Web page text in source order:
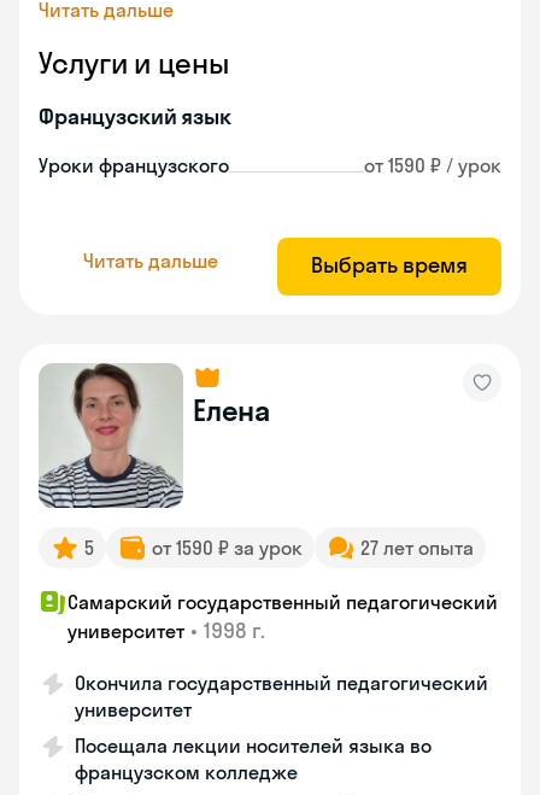
Читать дальше
Услуги и цены
Французский язык
Уроки французского от 1590 ₽ / урок
Читать дальше Выбрать время
Елена
5 от 1590 ₽ за урок 27 лет опыта
Самарский государственный педагогический
университет • 1998 г.
Окончила государственный педагогический
университет
Посещала лекции носителей языка во
французском колледже